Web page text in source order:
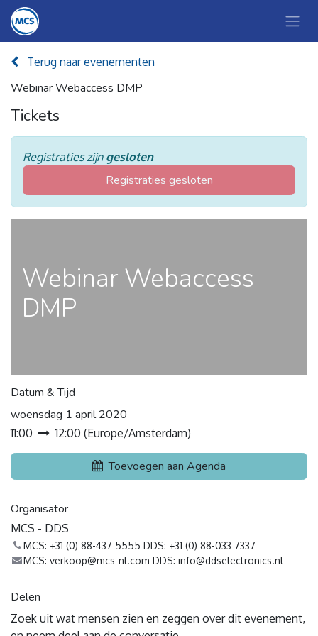
Terug naar evenementen
Webinar Webaccess DMP
Tickets
Registraties zijn gesloten
Registraties gesloten
Webinar Webaccess
DMP
Datum & Tijd
woensdag 1 april 2020
11:00 12:00 (Europe/Amsterdam)
Toevoegen aan Agenda
Organisator
MCS - DDS
MCS: +31 (0) 88-437 5555 DDS: +31 (0) 88-033 7337
MCS: verkoop@mcs-nl.com DDS: info@ddselectronics.nl
Delen
Zoek uit wat mensen zien en zeggen over dit evenement,